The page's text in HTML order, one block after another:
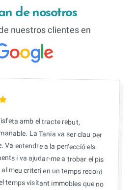
de nosotros
nuestros clientes en
amb el tracte rebut,
La Tania va ser clau per
entendre a la perfecció els
i va ajudar-me a trobar el pis
criteri en un temps record
visitant immobles que no
criteri. També ha sigut molt
les visites múltiples de
solicitat i extremadament
a tots els meus dubtes.